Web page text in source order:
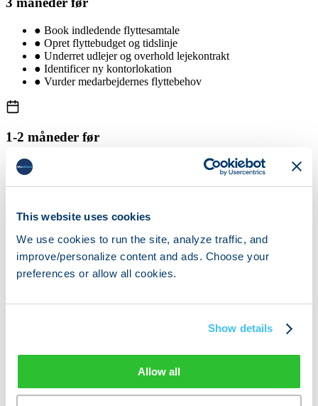
This website uses cookies
We use cookies to run the site, analyze traffic, and
improve/personalize content and ads. Choose your
preferences or allow all cookies.
Show details
Allow all
● Book indledende flyttesamtale
● Opret flyttebudget og tidslinje
● Underret udlejer og overhold lejekontrakt
● Identificer ny kontorlokation
● Vurder medarbejdernes flyttebehov
1-2 måneder før
●Færdiggør udstyrsinventar
●Start medarbejderkommunikation
1 måned før